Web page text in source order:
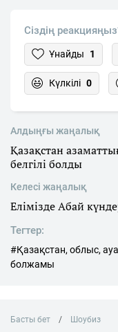
Сіздің
Ұнайды 1
Күлкілі 0
Алдыңғы жаңалық
Қазақстан
белгілі болды
Келесі жаңалық
Елімізде Абай
Тегтер:
#Қазақстан, облыс,
болжамы
Басты бет Шоубиз